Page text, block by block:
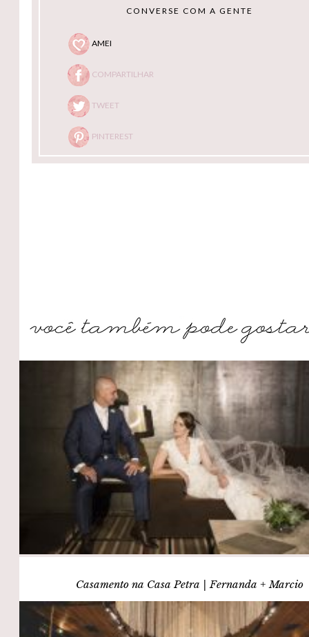
CONVERSE COM A GENTE
AMEI
COMPARTILHAR
TWEET
PINTEREST
Casamento na Casa Petra | Fernanda + Marcio